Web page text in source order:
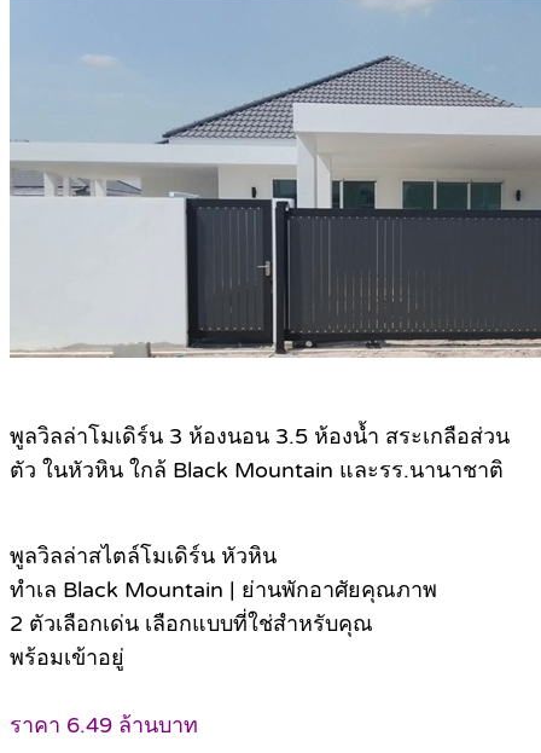
พูลวิลล่าโมเดิร์น 3 ห้องนอน 3.5 ห้องน้ำ สระเกลือส่วน
ตัว ในหัวหิน ใกล้ Black Mountain และรร.นานาชาติ
พูลวิลล่าสไตล์โมเดิร์น หัวหิน
ทำเล Black Mountain | ย่านพักอาศัยคุณภาพ
2 ตัวเลือกเด่น เลือกแบบที่ใช่สำหรับคุณ
พร้อมเข้าอยู่
ราคา 6.49 ล้านบาท